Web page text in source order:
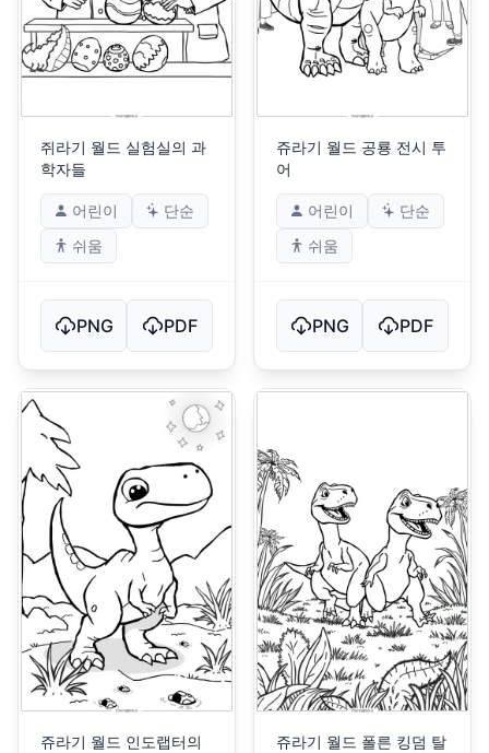
쥐라기 월드 실험실의 과
학자들
어린이
단순
쉬움
PNG PDF
쥬라기 월드 공룡 전시 투
어
어린이
단순
쉬움
PNG PDF
쥬라기 월드 인도랩터의
쥬라기 월드 폴른 킹덤 탈